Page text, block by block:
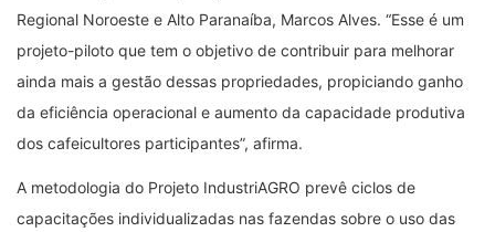
Regional Noroeste e Alto Paranaíba, Marcos Alves. “Esse é um
projeto-piloto que tem o objetivo de contribuir para melhorar
ainda mais a gestão dessas propriedades, propiciando ganho
da eficiência operacional e aumento da capacidade produtiva
dos cafeicultores participantes”, afirma.
A metodologia do Projeto IndustriAGRO prevê ciclos de
capacitações individualizadas nas fazendas sobre o uso das